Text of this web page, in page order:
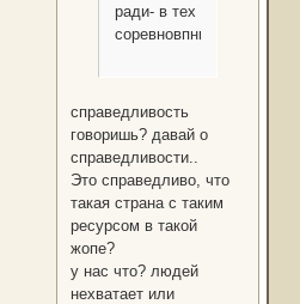
ради- в тех
соревновпниях
справедливость
говоришь? давай о
справедливости..
Это справедливо, что
такая страна с таким
ресурсом в такой
жопе?
у нас что? людей
нехватает или